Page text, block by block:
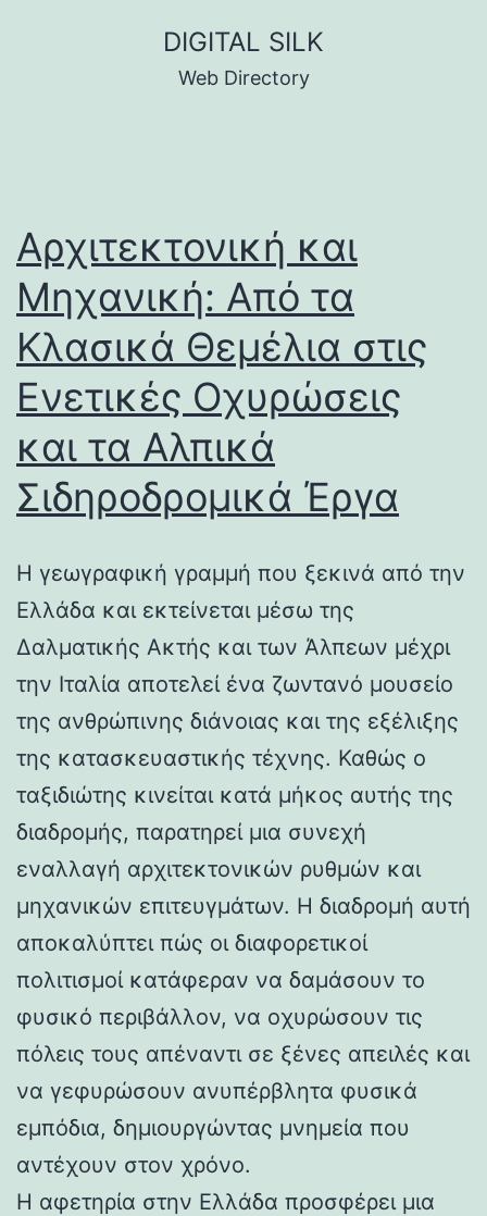
DIGITAL SILK
Web Directory
Αρχιτεκτονική και
Μηχανική: Από τα
Κλασικά Θεμέλια στις
Ενετικές Οχυρώσεις
και τα Αλπικά
Σιδηροδρομικά Έργα
Η γεωγραφική γραμμή που ξεκινά από την
Ελλάδα και εκτείνεται μέσω της
Δαλματικής Ακτής και των Άλπεων μέχρι
την Ιταλία αποτελεί ένα ζωντανό μουσείο
της ανθρώπινης διάνοιας και της εξέλιξης
της κατασκευαστικής τέχνης. Καθώς ο
ταξιδιώτης κινείται κατά μήκος αυτής της
διαδρομής, παρατηρεί μια συνεχή
εναλλαγή αρχιτεκτονικών ρυθμών και
μηχανικών επιτευγμάτων. Η διαδρομή αυτή
αποκαλύπτει πώς οι διαφορετικοί
πολιτισμοί κατάφεραν να δαμάσουν το
φυσικό περιβάλλον, να οχυρώσουν τις
πόλεις τους απέναντι σε ξένες απειλές και
να γεφυρώσουν ανυπέρβλητα φυσικά
εμπόδια, δημιουργώντας μνημεία που
αντέχουν στον χρόνο.
Η αφετηρία στην Ελλάδα προσφέρει μια